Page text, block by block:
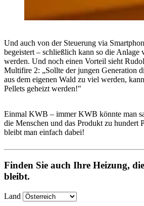
Und auch von der Steuerung via
begeistert – schließlich kann so die Anlage
werden. Und noch einen Vorteil sieht
Multifire 2: „Sollte der jungen Generation
aus dem eigenen Wald zu viel werden,
Pellets geheizt werden!"
Einmal KWB – immer KWB könnte man
die Menschen und das Produkt zu hundert
bleibt man einfach dabei!
Finden Sie auch Ihre Heizung,
bleibt.
Land